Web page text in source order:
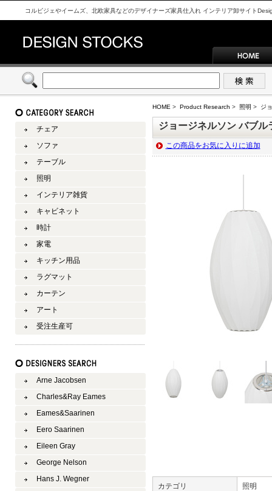
コルビジェやイームズ、北欧家具などのデザイナーズ家具仕入れ インテリア卸サイト
HOME > Product Research > 照明 > ジ
ジョージネルソン バブ
この商品をお気に入りに追加
カテゴリ 照明
チェア
ソファ
テーブル
照明
インテリア雑貨
キャビネット
時計
家電
キッチン用品
ラグマット
カーテン
アート
受注生産可
Arne Jacobsen
Charles&Ray Eames
Eames&Saarinen
Eero Saarinen
Eileen Gray
George Nelson
Hans J. Wegner